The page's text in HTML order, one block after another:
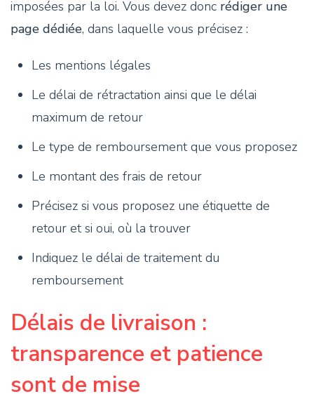
imposées par la loi. Vous devez donc rédiger une
page dédiée, dans laquelle vous précisez :
Les mentions légales
Le délai de rétractation ainsi que le délai
maximum de retour
Le type de remboursement que vous proposez
Le montant des frais de retour
Précisez si vous proposez une étiquette de
retour et si oui, où la trouver
Indiquez le délai de traitement du
remboursement
Délais de livraison :
transparence et patience
sont de mise